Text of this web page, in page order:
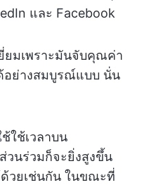
และ Facebook
ยมเพราะมันจับคุณค่า
ย่างสมบูรณ์แบบ นั่น
ใช้เวลาบน
วนร่วมก็จะยิ่งสูงขึ้น
วยเช่นกัน ในขณะที่